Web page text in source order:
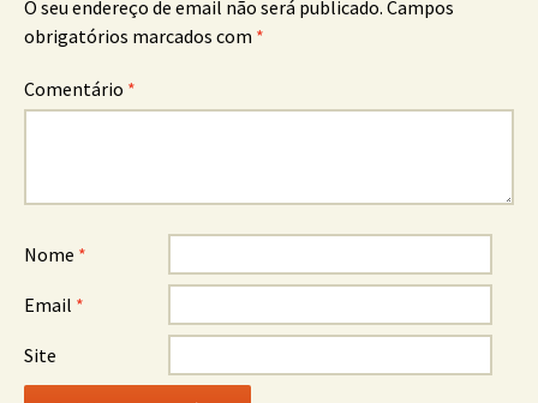
O seu endereço de email não será publicado. Campos
obrigatórios marcados com *
Comentário *
Nome *
Email *
Site